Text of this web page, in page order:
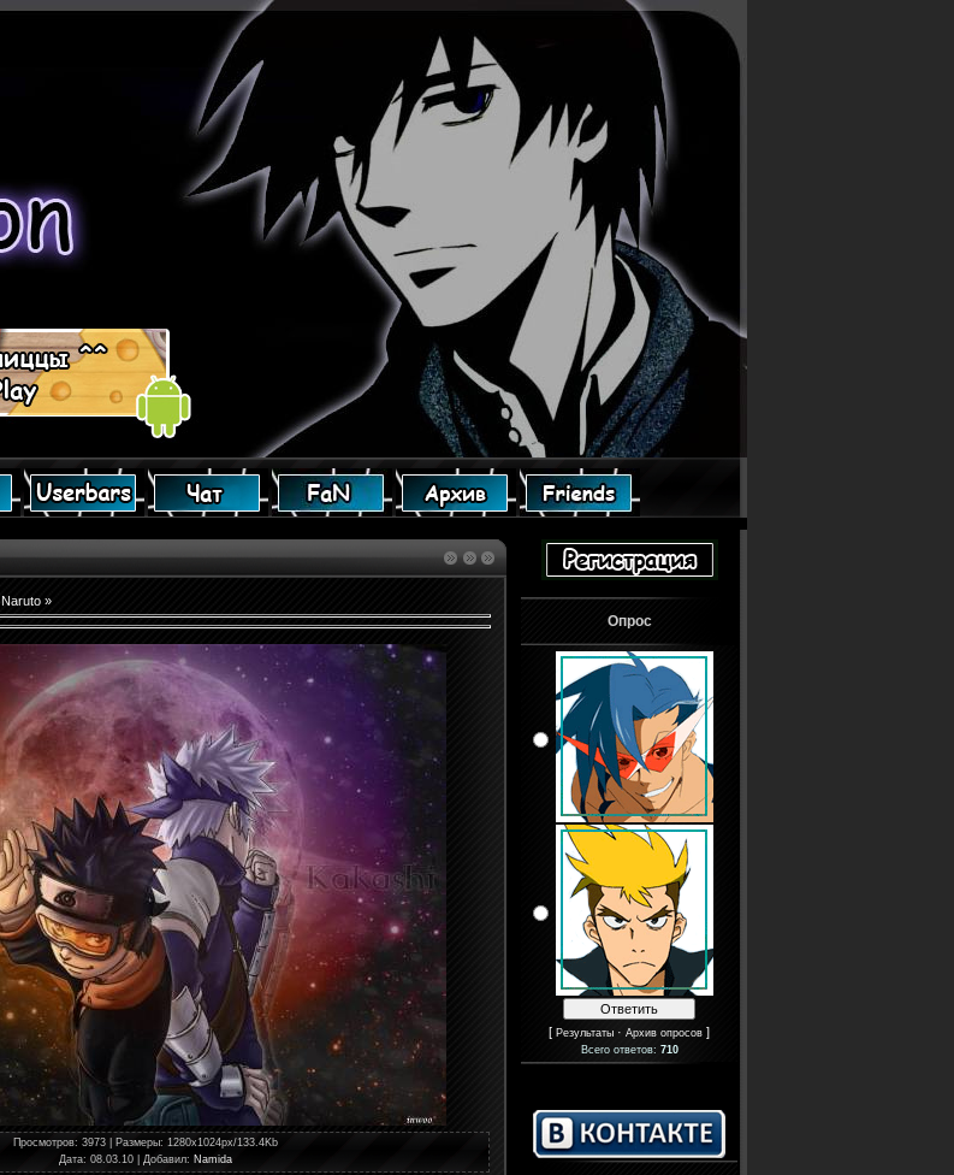
Naruto »
Просмотров: 3973 | Размеры: 1280x1024px/133.4Kb
Дата: 08.03.10 | Добавил: Namida
Опрос
[ Результаты · Архив опросов ]
Всего ответов: 710